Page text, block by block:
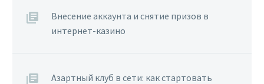
Внесение аккаунта и снятие призов в
интернет-казино
Азартный клуб в сети: как стартовать